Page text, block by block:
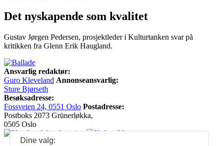
Det nyskapende som kvalitet
Gustav Jørgen Pedersen, prosjektleder i Kulturtanken svar på
kritikken fra Glenn Erik Haugland.
Ansvarlig redaktør:
Guro Kleveland Annonseansvarlig:
Sture Bjørseth
Besøksadresse:
Fossveien 24, 0551 Oslo Postadresse:
Postboks 2073 Grünerløkka,
0505 Oslo
Dine valg: